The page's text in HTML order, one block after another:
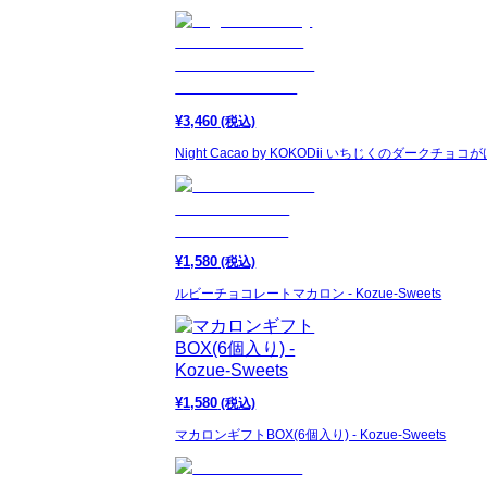
¥3,460 (税込)
Night Cacao by KOKODii いちじくのダークチョコが
¥1,580 (税込)
ルビーチョコレートマカロン - Kozue-Sweets
¥1,580 (税込)
マカロンギフトBOX(6個入り) - Kozue-Sweets